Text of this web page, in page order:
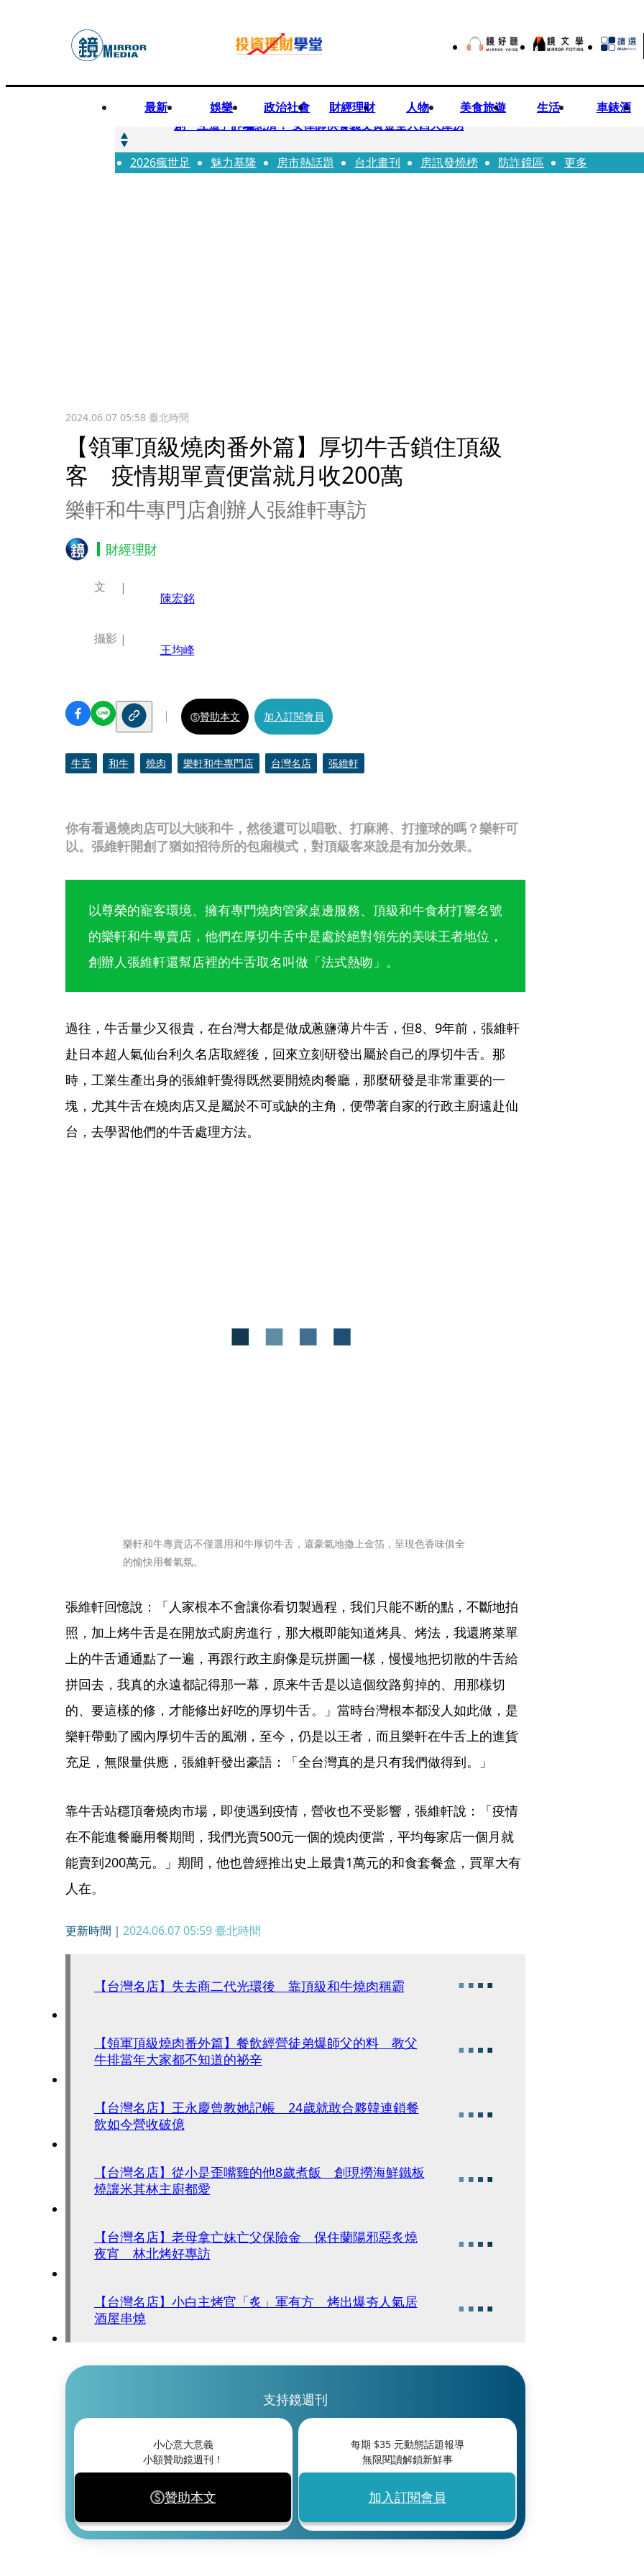
最新 娛樂 政治社會 財經理財 人物 美食旅遊 生活 車錶酒
快訊
創「互道」詐騙慈濟！ 女律師供養義父黃金全入四大庫房
快訊
前時力黨魁表態「反對刪公視預算」 盼在野三思：改凍結處理受質疑項目
2026瘋世足 魅力基隆 房市熱話題 台北畫刊 房訊發燒榜 防詐鏡區 更多
2024.06.07 05:58臺北時間
【領軍頂級燒肉番外篇】厚切牛舌鎖住頂級
客 疫情期單賣便當就月收200萬
樂軒和牛專門店創辦人張維軒專訪
財經理財
你有看過燒肉店可以大啖和牛，然後還可以唱歌、打麻將、打撞球的嗎？樂軒可
以。張維軒開創了猶如招待所的包廂模式，對頂級客來說是有加分效果。
文
陳宏銘
攝影
王均峰
贊助本文 加入訂閱會員
牛舌 和牛 燒肉 樂軒和牛專門店 台灣名店 張維軒
以尊榮的寵客環境、擁有專門燒肉管家桌邊服務、頂級和牛食材打響名號
的樂軒和牛專賣店，他們在厚切牛舌中是處於絕對領先的美味王者地位，
創辦人張維軒還幫店裡的牛舌取名叫做「法式熱吻」。
過往，牛舌量少又很貴，在台灣大都是做成蔥鹽薄片牛舌，但8、9年前，張維軒
赴日本超人氣仙台利久名店取經後，回來立刻研發出屬於自己的厚切牛舌。那
時，工業生產出身的張維軒覺得既然要開燒肉餐廳，那麼研發是非常重要的一
塊，尤其牛舌在燒肉店又是屬於不可或缺的主角，便帶著自家的行政主廚遠赴仙
台，去學習他們的牛舌處理方法。
樂軒和牛專賣店不僅選用和牛厚切牛舌，還豪氣地撒上金箔，呈現色香味俱全
的愉快用餐氣氛。
張維軒回憶說：「人家根本不會讓你看切製過程，我们只能不断的點，不斷地拍
照，加上烤牛舌是在開放式廚房進行，那大概即能知道烤具、烤法，我還將菜單
上的牛舌通通點了一遍，再跟行政主廚像是玩拼圖一樣，慢慢地把切散的牛舌給
拼回去，我真的永遠都記得那一幕，原来牛舌是以這個纹路剪掉的、用那樣切
的、要這樣的修，才能修出好吃的厚切牛舌。」當時台灣根本都没人如此做，是
樂軒帶動了國內厚切牛舌的風潮，至今，仍是以王者，而且樂軒在牛舌上的進貨
充足，無限量供應，張維軒發出豪語：「全台灣真的是只有我們做得到。」
靠牛舌站穩頂奢燒肉市場，即使遇到疫情，營收也不受影響，張維軒說：「疫情
在不能進餐廳用餐期間，我們光賣500元一個的燒肉便當，平均每家店一個月就
能賣到200萬元。」期間，他也曾經推出史上最貴1萬元的和食套餐盒，買單大有
人在。
更新時間｜ 2024.06.07 05:59臺北時間
【台灣名店】失去商二代光環後 靠頂級和牛燒肉稱霸
【領軍頂級燒肉番外篇】餐飲經營徒弟爆師父的料 教父
牛排當年大家都不知道的祕辛
【台灣名店】王永慶曾教她記帳 24歲就敢合夥韓連鎖餐
飲如今營收破億
【台灣名店】從小是歪嘴雞的他8歲煮飯 創現撈海鮮鐵板
燒讓米其林主廚都愛
【台灣名店】老母拿亡妹亡父保險金 保住蘭陽邪惡炙燒
夜宵 林北烤好專訪
【台灣名店】小白主烤官「炙」軍有方 烤出爆夯人氣居
酒屋串燒
支持鏡週刊
小心意大意義
小額贊助鏡週刊！
贊助本文
每期 $35元動態話題報導
無限閱讀解鎖新鮮事
加入訂閱會員